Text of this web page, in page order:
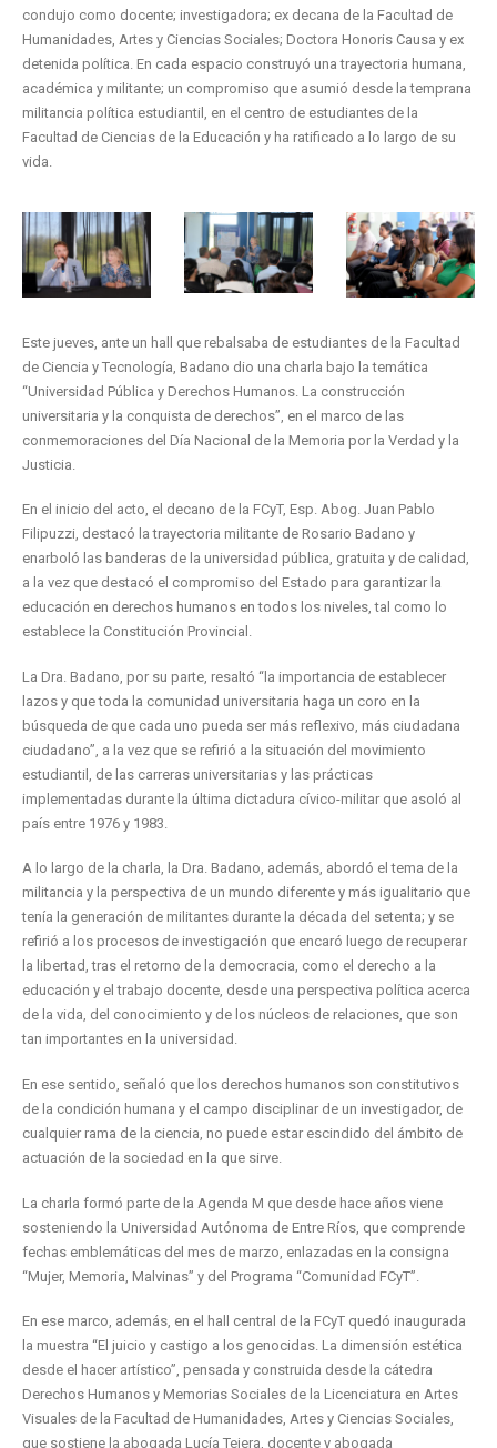
condujo como docente; investigadora; ex decana de la Facultad de
Humanidades, Artes y Ciencias Sociales; Doctora Honoris Causa y ex
detenida política. En cada espacio construyó una trayectoria humana,
académica y militante; un compromiso que asumió desde la temprana
militancia política estudiantil, en el centro de estudiantes de la
Facultad de Ciencias de la Educación y ha ratificado a lo largo de su
vida.
Este jueves, ante un hall que rebalsaba de estudiantes de la Facultad
de Ciencia y Tecnología, Badano dio una charla bajo la temática
“Universidad Pública y Derechos Humanos. La construcción
universitaria y la conquista de derechos”, en el marco de las
conmemoraciones del Día Nacional de la Memoria por la Verdad y la
Justicia.
En el inicio del acto, el decano de la FCyT, Esp. Abog. Juan Pablo
Filipuzzi, destacó la trayectoria militante de Rosario Badano y
enarboló las banderas de la universidad pública, gratuita y de calidad,
a la vez que destacó el compromiso del Estado para garantizar la
educación en derechos humanos en todos los niveles, tal como lo
establece la Constitución Provincial.
La Dra. Badano, por su parte, resaltó “la importancia de establecer
lazos y que toda la comunidad universitaria haga un coro en la
búsqueda de que cada uno pueda ser más reflexivo, más ciudadana
ciudadano”, a la vez que se refirió a la situación del movimiento
estudiantil, de las carreras universitarias y las prácticas
implementadas durante la última dictadura cívico-militar que asoló al
país entre 1976 y 1983.
A lo largo de la charla, la Dra. Badano, además, abordó el tema de la
militancia y la perspectiva de un mundo diferente y más igualitario que
tenía la generación de militantes durante la década del setenta; y se
refirió a los procesos de investigación que encaró luego de recuperar
la libertad, tras el retorno de la democracia, como el derecho a la
educación y el trabajo docente, desde una perspectiva política acerca
de la vida, del conocimiento y de los núcleos de relaciones, que son
tan importantes en la universidad.
En ese sentido, señaló que los derechos humanos son constitutivos
de la condición humana y el campo disciplinar de un investigador, de
cualquier rama de la ciencia, no puede estar escindido del ámbito de
actuación de la sociedad en la que sirve.
La charla formó parte de la Agenda M que desde hace años viene
sosteniendo la Universidad Autónoma de Entre Ríos, que comprende
fechas emblemáticas del mes de marzo, enlazadas en la consigna
“Mujer, Memoria, Malvinas” y del Programa “Comunidad FCyT”.
En ese marco, además, en el hall central de la FCyT quedó inaugurada
la muestra “El juicio y castigo a los genocidas. La dimensión estética
desde el hacer artístico”, pensada y construida desde la cátedra
Derechos Humanos y Memorias Sociales de la Licenciatura en Artes
Visuales de la Facultad de Humanidades, Artes y Ciencias Sociales,
que sostiene la abogada Lucía Tejera, docente y abogada